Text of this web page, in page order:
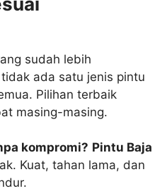
sudah lebih
ada satu jenis pintu
Pilihan terbaik
masing-masing.
kompromi? Pintu Baja
Kuat, tahan lama, dan